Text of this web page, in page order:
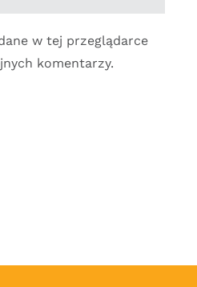
w tej przeglądarce
komentarzy.